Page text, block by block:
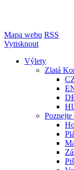
Mapa webu RSS
Vytisknout
Výlety
Zlatá